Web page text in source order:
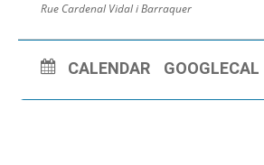
Rue Cardenal Vidal i Barraquer
CALENDAR GOOGLECAL